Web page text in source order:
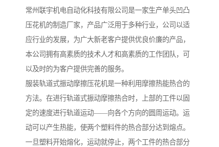
常州联宇机电自动化科技有限公司是一家生产单头凹凸
压花机的制造厂家，产品广泛用于多种行业，公司以适
应行业的发展，为广大新老客户提供优良价廉的产品，
本公司拥有高素质的技术人才和高素质的工作团队，可
以及时的为客户提供完善的服务。
服装轨道式振动摩擦压花机是一种利用摩擦热能热合的
方法。在进行轨道式振动摩擦热合时，上部的工件以固
定的速度进行轨道运动——向各个方向的圆周运动。运
动可以产生热能，使两个塑料件的热合部分达到熔点。
一旦塑料开始熔化，运动就停止，两个工件的热合部分